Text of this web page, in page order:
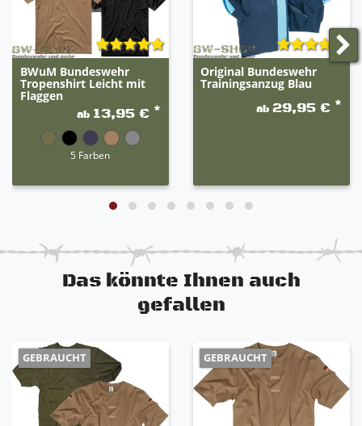
BWuM Bundeswehr
Tropenshirt Leicht mit
Flaggen
ab 13,95 € *
5 Farben
Original Bundeswehr
Trainingsanzug Blau
ab 29,95 € *
Das könnte Ihnen auch
gefallen
GEBRAUCHT GEBRAUCHT